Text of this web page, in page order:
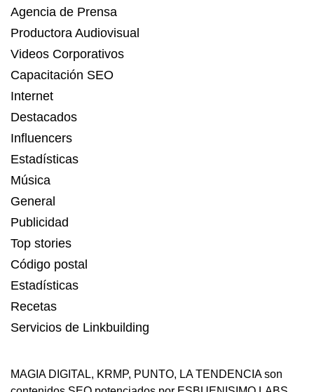
Agencia de Prensa
Productora Audiovisual
Videos Corporativos
Capacitación SEO
Internet
Destacados
Influencers
Estadísticas
Música
General
Publicidad
Top stories
Código postal
Estadísticas
Recetas
Servicios de Linkbuilding
MAGIA DIGITAL, KRMP, PUNTO, LA TENDENCIAson